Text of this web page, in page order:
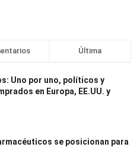
Última
Uno por uno, políticos y
en Europa, EE.UU. y
se posicionan para